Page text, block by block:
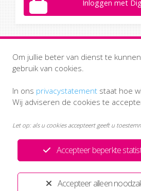
Inloggen met
Privacystatement
Accepteer alleen
Accepteer beperkte
Om jullie beter van dienst te
gebruik van cookies.
In ons privacystatement staat hoe
Wij adviseren de cookies te
Let op: als u cookies accepteert geeft u